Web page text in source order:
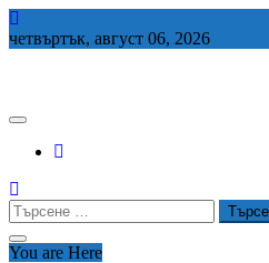
Skip
to
четвъртък, август 06, 2026
Търсене
за:
You are Here